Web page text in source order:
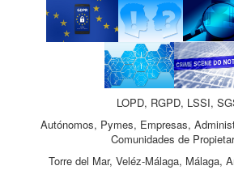
LOPD, RGPD, LSSI,
Autónomos, Pymes, Empresas,
Comunidades de
Torre del Mar, Veléz-Málaga, Málaga,